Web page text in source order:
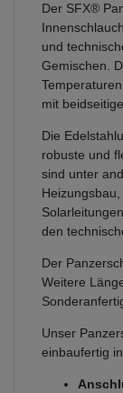
Der SFX®
und
Gemischen.
mit
Die
robuste und
sind unter
den
Der
Weitere
Unser
einbaufertig